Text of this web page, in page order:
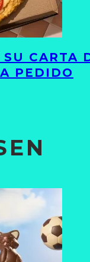
CARTA
PEDIDO